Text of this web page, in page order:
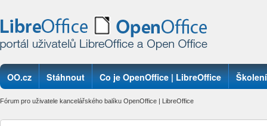
OO.cz Stáhnout Co je OpenOffice | LibreOffice Školení
Fórum pro uživatele kancelářského balíku OpenOffice | LibreOffice